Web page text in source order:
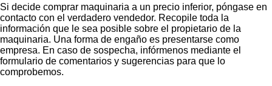
Si decide comprar maquinaria a un precio inferior, póngase en
contacto con el verdadero vendedor. Recopile toda la
información que le sea posible sobre el propietario de la
maquinaria. Una forma de engaño es presentarse como
empresa. En caso de sospecha, infórmenos mediante el
formulario de comentarios y sugerencias para que lo
comprobemos.